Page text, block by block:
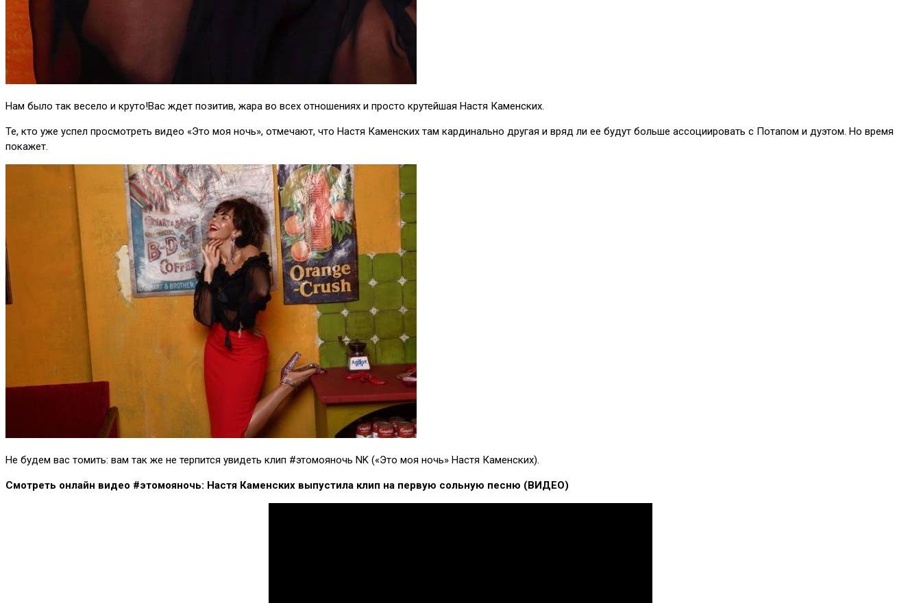
Нам было так весело и круто!Вас ждет позитив, жара во всех отношениях и просто крутейшая Настя Каменских.
Те, кто уже успел просмотреть видео «Это моя ночь», отмечают, что Настя Каменских там кардинально другая и вряд ли ее будут больше ассоциировать с Потапом и дуэтом. Но время
покажет.
Не будем вас томить: вам так же не терпится увидеть клип #этомояночь NK («Это моя ночь» Настя Каменских).
Смотреть онлайн видео #этомояночь: Настя Каменских выпустила клип на первую сольную песню (ВИДЕО)